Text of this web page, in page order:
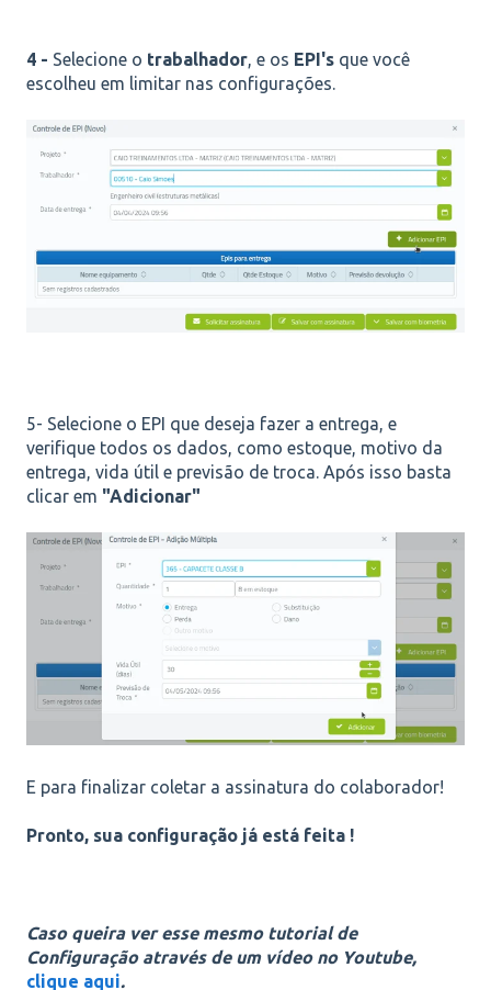
4 - Selecione o trabalhador, e os EPI's que você
escolheu em limitar nas configurações.
5- Selecione o EPI que deseja fazer a entrega, e
verifique todos os dados, como estoque, motivo da
entrega, vida útil e previsão de troca. Após isso basta
clicar em "Adicionar"
E para finalizar coletar a assinatura do colaborador!
Pronto, sua configuração já está feita !
Caso queira ver esse mesmo tutorial de
Configuração através de um vídeo no Youtube,
clique aqui.